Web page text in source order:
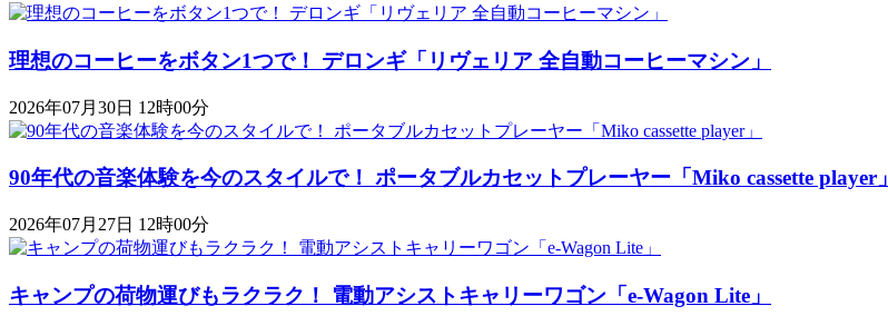
理想のコーヒーをボタン1つで！ デロンギ「リヴェリア 全自動コーヒーマシン」
2026年07月30日 12時00分
90年代の音楽体験を今のスタイルで！ ポータブルカセットプレーヤー「Miko cassette player」
2026年07月27日 12時00分
キャンプの荷物運びもラクラク！ 電動アシストキャリーワゴン「​​e-Wagon Lite」